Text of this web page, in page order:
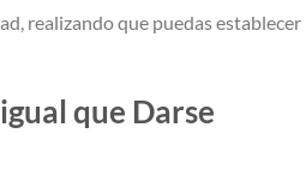
realizando que puedas establecer
que Darse